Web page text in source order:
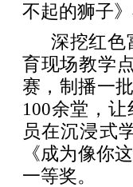
不起的狮子
深挖红色
育现场教学
赛，制播一
100余堂，
员在沉浸式
《成为像你
一等奖。